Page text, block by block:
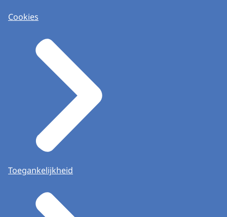
Cookies
Toegankelijkheid